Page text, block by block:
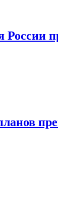
России